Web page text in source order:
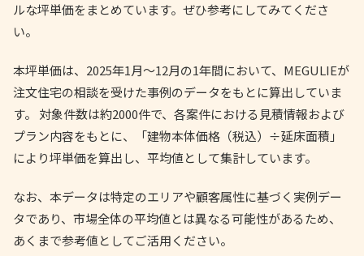
ルな坪単価をまとめています。ぜひ参考にしてみてくださ
い。
本坪単価は、2025年1月〜12月の1年間において、MEGULIEが
注文住宅の相談を受けた事例のデータをもとに算出していま
す。 対象件数は約2000件で、各案件における見積情報および
プラン内容をもとに、「建物本体価格（税込）÷延床面積」
により坪単価を算出し、平均値として集計しています。
なお、本データは特定のエリアや顧客属性に基づく実例デー
タであり、市場全体の平均値とは異なる可能性があるため、
あくまで参考値としてご活用ください。